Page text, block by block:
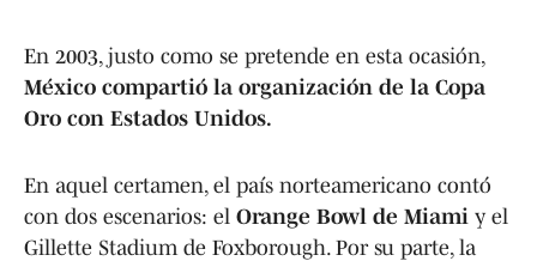
En 2003, justo como se pretende en esta ocasión,
México compartió la organización de la Copa
Oro con Estados Unidos.
En aquel certamen, el país norteamericano contó
con dos escenarios: el Orange Bowl de Miami y el
Gillette Stadium de Foxborough. Por su parte, la